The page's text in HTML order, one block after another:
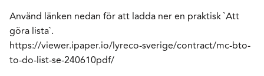
Använd länken nedan för att ladda ner en praktisk `Att
göra lista`.
https://viewer.ipaper.io/lyreco-sverige/contract/mc-bto-
to-do-list-se-240610pdf/